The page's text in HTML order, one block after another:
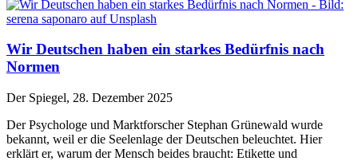
Wir Deutschen haben ein starkes Bedürfnis nach
Normen
Der Spiegel, 28. Dezember 2025
Der Psychologe und Marktforscher Stephan Grünewald wurde
bekannt, weil er die Seelenlage der Deutschen beleuchtet. Hier
erklärt er, warum der Mensch beides braucht: Etikette und